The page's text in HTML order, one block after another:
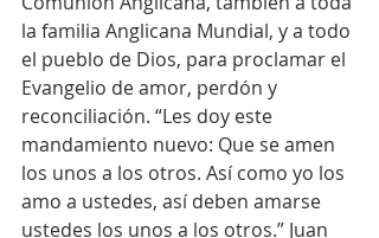
la familia Anglicana Mundial, y a todo
el pueblo de Dios, para proclamar el
Evangelio de amor, perdón y
reconciliación. “Les doy este
mandamiento nuevo: Que se amen
los unos a los otros. Así como yo los
amo a ustedes, así deben amarse
ustedes los unos a los otros.” Juan